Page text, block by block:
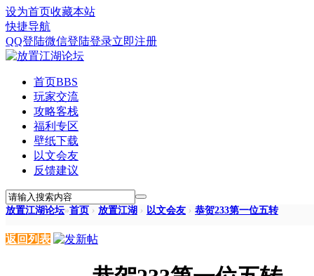
设为首页收藏本站
快捷导航
QQ登陆微信登陆登录立即注册
首页BBS
玩家交流
攻略客栈
福利专区
壁纸下载
以文会友
反馈建议
放置江湖论坛»首页 › 放置江湖 › 以文会友 › 恭贺233第一位五转
返回列表